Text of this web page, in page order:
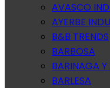
AVASCO
AYERBE
B&B TRENDS
BARBOSA
BARINAGA Y
BARLESA